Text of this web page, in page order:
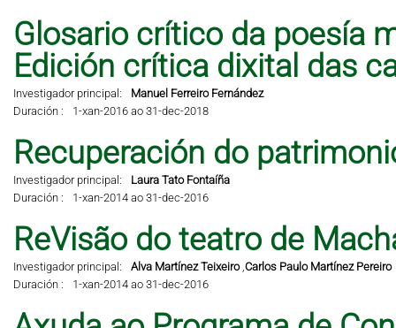
Glosario crítico da poesía
Edición crítica dixital das
Investigador principal:
Manuel Ferreiro Fernández
Duración :
1-xan-2016 ao 31-dec-2018
Recuperación do
Investigador principal:
Laura Tato Fontaíña
Duración :
1-xan-2014 ao 31-dec-2016
ReVisão do teatro de
Investigador principal: Alva Martínez Teixeiro,Carlos Paulo Martínez Pereiro
Duración :
1-xan-2014 ao 31-dec-2016